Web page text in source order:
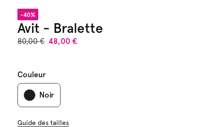
-40%
Avit - Bralette
80,00 € 48,00 €
Couleur
Noir
Guide des tailles